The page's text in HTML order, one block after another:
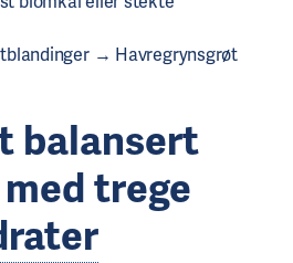
→ Havregrynsgrøt
balansert
trege